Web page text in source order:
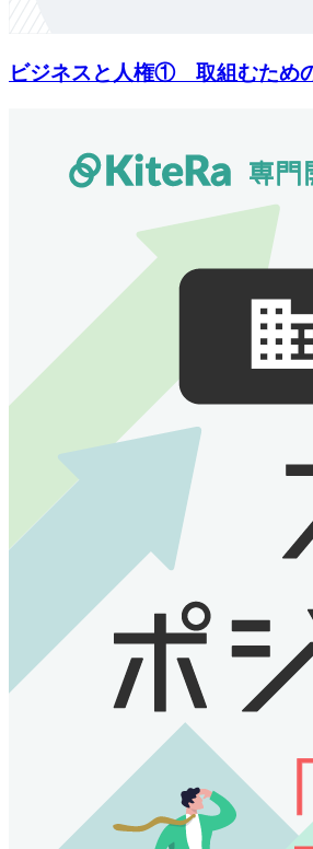
ビジネスと人権① 取組むため